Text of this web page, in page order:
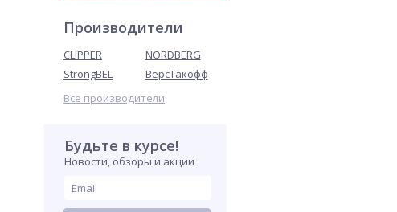
Производители
CLIPPER
NORDBERG
StrongBEL
ВерсТакофф
Все производители
Будьте в курсе!
Новости, обзоры и акции